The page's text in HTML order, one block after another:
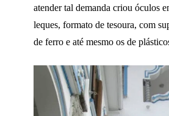
atender tal demanda criou óculos
leques, formato de tesoura, com
de ferro e até mesmo os de